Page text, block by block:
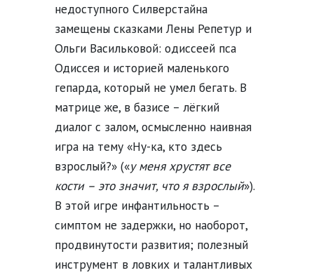
недоступного Силверстайна
замещены сказками Лены Репетур и
Ольги Васильковой: одиссеей пса
Одиссея и историей маленького
гепарда, который не умел бегать. В
матрице же, в базисе – лёгкий
диалог с залом, осмысленно наивная
игра на тему «Ну-ка, кто здесь
взрослый?» («у меня хрустят все
кости – это значит, что я взрослый»).
В этой игре инфантильность –
симптом не задержки, но наоборот,
продвинутости развития; полезный
инструмент в ловких и талантливых